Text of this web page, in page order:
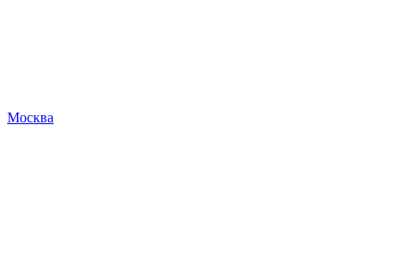
Москва